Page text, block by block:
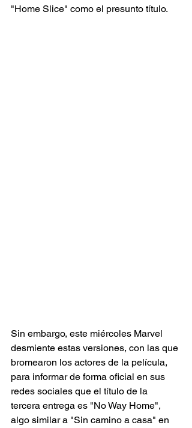
"Home Slice" como el presunto título.
Sin embargo, este miércoles Marvel
desmiente estas versiones, con las que
bromearon los actores de la película,
para informar de forma oficial en sus
redes sociales que el título de la
tercera entrega es "No Way Home",
algo similar a "Sin camino a casa" en